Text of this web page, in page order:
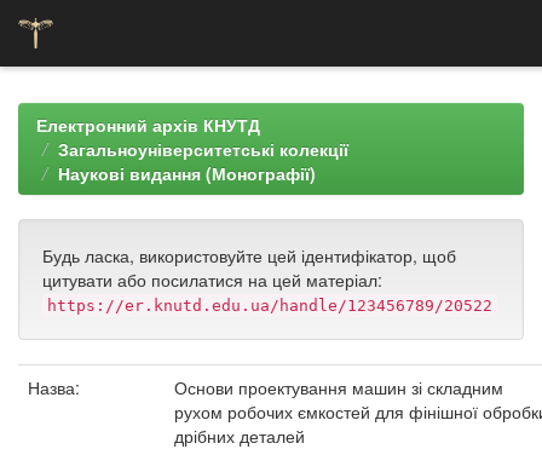
navigationЕлектронний архів КНУТД
Загальноуніверситетські колекції
Наукові видання (Монографії)
Будь ласка, використовуйте цей ідентифікатор, щоб
цитувати або посилатися на цей матеріал:
https://er.knutd.edu.ua/handle/123456789/20522
Назва:
Основи проектування машин зі складним
рухом робочих ємкостей для фінішної
дрібних деталей